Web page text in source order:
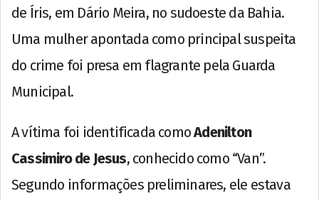
de Íris, em Dário Meira, no sudoeste da Bahia.
Uma mulher apontada como principal suspeita
do crime foi presa em flagrante pela Guarda
Municipal.
A vítima foi identificada comoAdenilton
Cassimiro de Jesus, conhecido como “Van”.
Segundo informações preliminares, ele estava